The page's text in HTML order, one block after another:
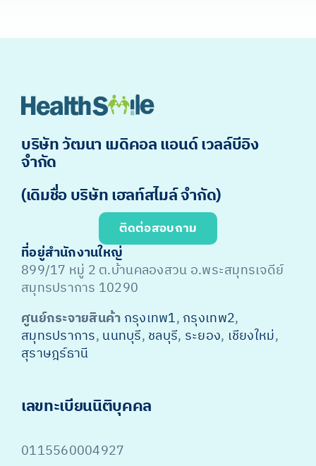
บริษัท วัฒนา เมดิคอล แอนด์ เวลล์บีอิง
จำกัด
(เดิมชื่อ บริษัท เฮลท์สไมล์ จำกัด)
ติดต่อสอบถาม
ที่อยู่สำนักงานใหญ่
899/17 หมู่ 2 ต.บ้านคลองสวน อ.พระสมุทรเจดีย์
สมุทรปราการ 10290
ศูนย์กระจายสินค้า กรุงเทพ1, กรุงเทพ2,
สมุทรปราการ, นนทบุรี, ชลบุรี, ระยอง, เชียงใหม่,
สุราษฎร์ธานี
เลขทะเบียนนิติบุคคล
0115560004927